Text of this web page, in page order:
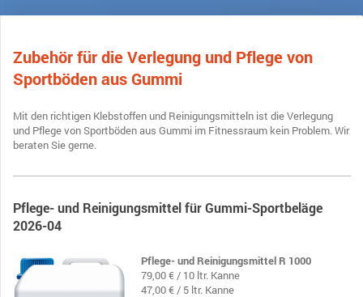
Zubehör für die Verlegung und Pflege von
Sportböden aus Gummi
Mit den richtigen Klebstoffen und Reinigungsmitteln ist die Verlegung
und Pflege von Sportböden aus Gummi im Fitnessraum kein Problem. Wir
beraten Sie gerne.
Pflege- und Reinigungsmittel für Gummi-Sportbeläge
2026-04
Pflege- und Reinigungsmittel R 1000
79,00 € / 10 ltr. Kanne
47,00 € / 5 ltr. Kanne